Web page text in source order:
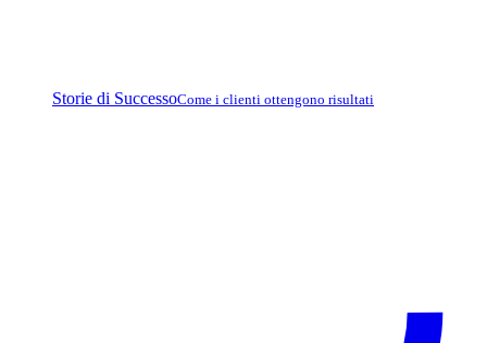
Storie di SuccessoCome i clienti ottengono risultati